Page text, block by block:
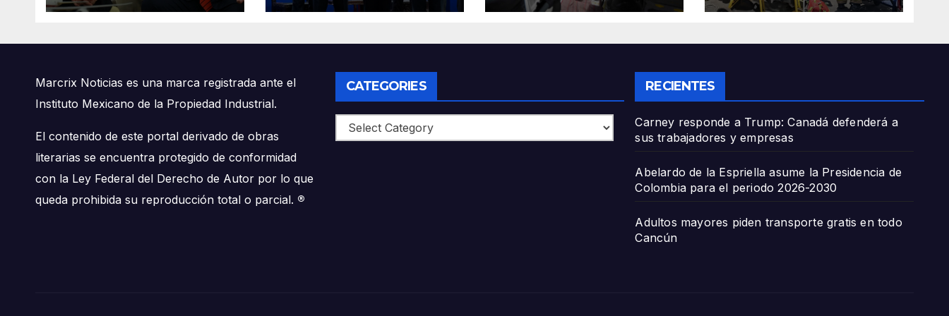
hospital
Marcrix Noticias es una marca registrada ante el
Instituto Mexicano de la Propiedad Industrial.
El contenido de este portal derivado de obras
literarias se encuentra protegido de conformidad
con la Ley Federal del Derecho de Autor por lo que
queda prohibida su reproducción total o parcial. ®
CATEGORIES
Categories
RECIENTES
Carney responde a Trump: Canadá defenderá a
sus trabajadores y empresas
Abelardo de la Espriella asume la Presidencia de
Colombia para el periodo 2026-2030
Adultos mayores piden transporte gratis en todo
Cancún